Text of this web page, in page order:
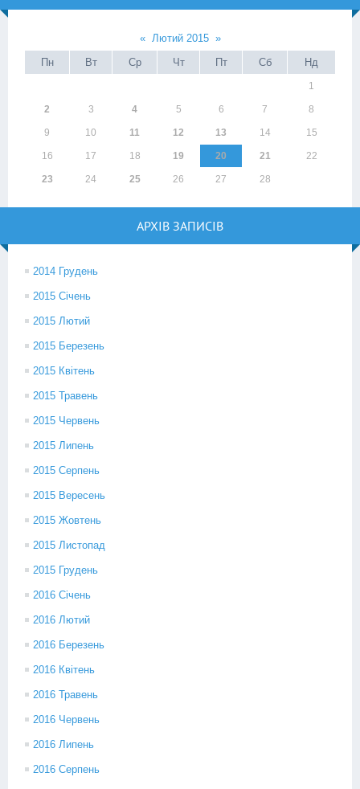
« Лютий 2015 »
Пн
Вт Ср Чт Пт Сб Нд
1
2 3 4 5 6 7 8
9 10 11 12 13 14 15
16 17 18 19 20 21 22
23 24 25 26 27 28
АРХІВ ЗАПИСІВ
2014 Грудень
2015 Січень
2015 Лютий
2015 Березень
2015 Квітень
2015 Травень
2015 Червень
2015 Липень
2015 Серпень
2015 Вересень
2015 Жовтень
2015 Листопад
2015 Грудень
2016 Січень
2016 Лютий
2016 Березень
2016 Квітень
2016 Травень
2016 Червень
2016 Липень
2016 Серпень